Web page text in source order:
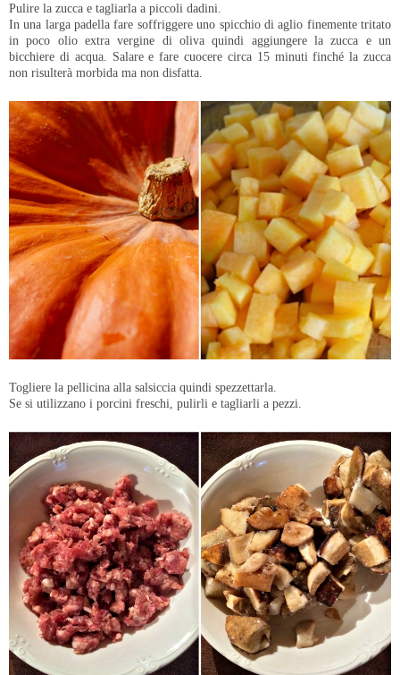
Pulire la zucca e tagliarla a piccoli dadini.
In una larga padella fare soffriggere uno spicchio di aglio finemente tritato
in poco olio extra vergine di oliva quindi aggiungere la zucca e un
bicchiere di acqua. Salare e fare cuocere circa 15 minuti finché la zucca
non risulterà morbida ma non disfatta.
Togliere la pellicina alla salsiccia quindi spezzettarla.
Se si utilizzano i porcini freschi, pulirli e tagliarli a pezzi.